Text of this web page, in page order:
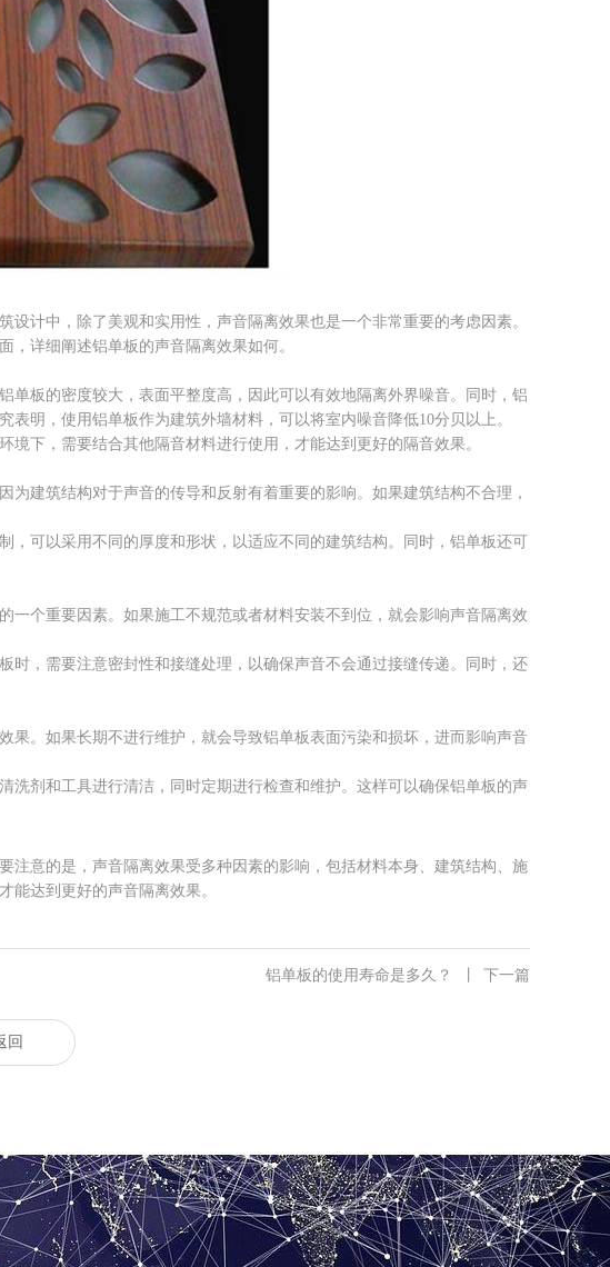
计中，除了美观和实用性，声音隔离效果也是一个非常重要的考虑因素。
详细阐述铝单板的声音隔离效果如何。
板的密度较大，表面平整度高，因此可以有效地隔离外界噪音。同时，铝
明，使用铝单板作为建筑外墙材料，可以将室内噪音降低10分贝以上。
下，需要结合其他隔音材料进行使用，才能达到更好的隔音效果。
建筑结构对于声音的传导和反射有着重要的影响。如果建筑结构不合理，
可以采用不同的厚度和形状，以适应不同的建筑结构。同时，铝单板还可
个重要因素。如果施工不规范或者材料安装不到位，就会影响声音隔离效
时，需要注意密封性和接缝处理，以确保声音不会通过接缝传递。同时，还
。如果长期不进行维护，就会导致铝单板表面污染和损坏，进而影响声音
洗剂和工具进行清洁，同时定期进行检查和维护。这样可以确保铝单板的声
意的是，声音隔离效果受多种因素的影响，包括材料本身、建筑结构、施
能达到更好的声音隔离效果。
下一篇
铝单板的使用寿命是多久？
回